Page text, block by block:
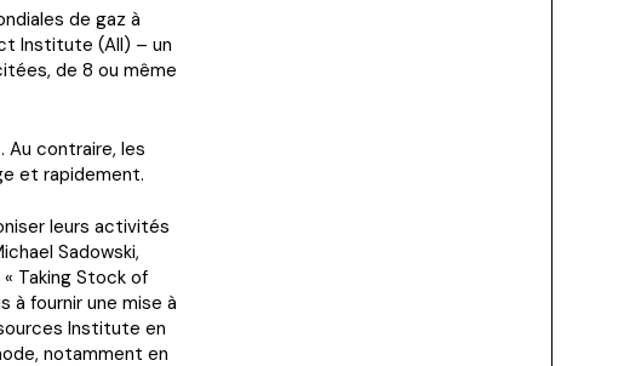
de gaz à
Institute (AII) – un
de 8 ou même
Au contraire, les
et rapidement.
leurs activités
Sadowski,
Taking Stock of
à fournir une mise à
Institute en
notamment en